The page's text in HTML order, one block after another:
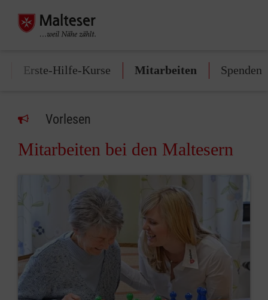
Erste-Hilfe-Kurse Mitarbeiten Spenden
Vorlesen
Mitarbeiten bei den Maltesern